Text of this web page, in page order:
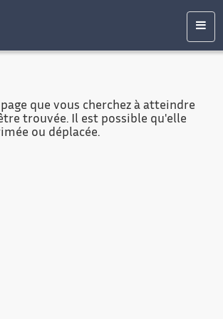
Mentions
page que vous cherchez à atteindre
trouvée. Il est possible qu'elle
ou déplacée.